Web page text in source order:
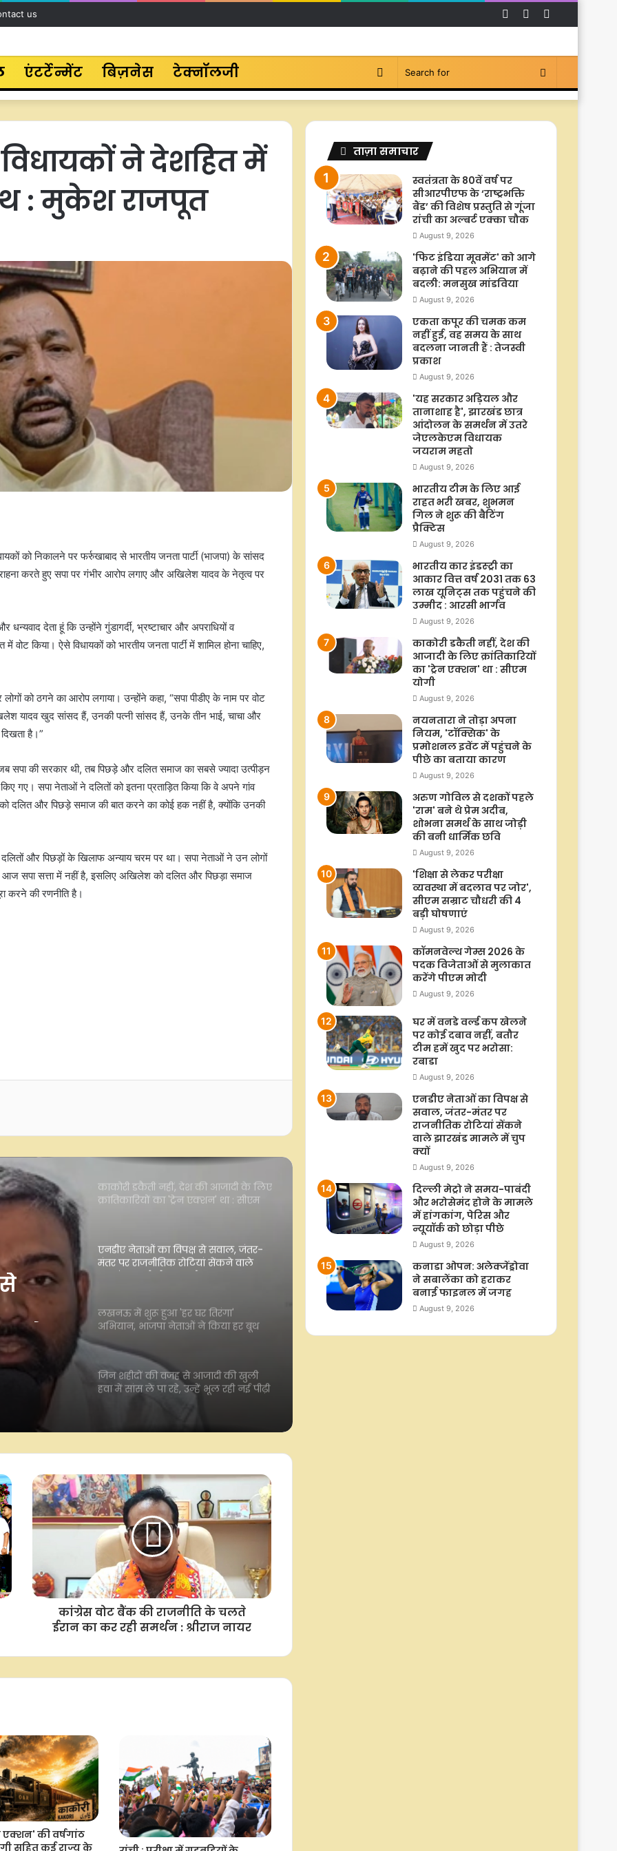
us YouTube
Facebook
एंटर्टेन्मेंट बिज़नेस टेक्नॉलजी Search
for
Switch
skin
ने देशहित में
: मुकेश राजपूत
को निकालने पर फर्रुखाबाद से भारतीय जनता पार्टी (भाजपा) के सांसद
करते हुए सपा पर गंभीर आरोप लगाए और अखिलेश यादव के नेतृत्व पर
देता हूं कि उन्होंने गुंडागर्दी, भ्रष्टाचार और अपराधियों व
किया। ऐसे विधायकों को भारतीय जनता पार्टी में शामिल होना चाहिए,
को ठगने का आरोप लगाया। उन्होंने कहा, “सपा पीडीए के नाम पर वोट
यादव खुद सांसद हैं, उनकी पत्नी सांसद हैं, उनके तीन भाई, चाचा और
है।”
सपा की सरकार थी, तब पिछड़े और दलित समाज का सबसे ज्यादा उत्पीड़न
सपा नेताओं ने दलितों को इतना प्रताड़ित किया कि वे अपने गांव
दलित और पिछड़े समाज की बात करने का कोई हक नहीं है, क्योंकि उनकी
और पिछड़ों के खिलाफ अन्याय चरम पर था। सपा नेताओं ने उन लोगों
सपा सत्ता में नहीं है, इसलिए अखिलेश को दलित और पिछड़ा समाज
करने की रणनीति है।
वाले
नेताओं
का
जेपीएससी भर्ती घोटाला : ब्लैकलिस्टेड
युवा ऊर्जा को मिले उचित मंच, देश की हर
चुनौती का सामना करने में सक्षम है : सीएम
क्रांतिकारियों का 'ट्रेन एक्शन' था : सीएम
एनडीए नेताओं का विपक्ष से सवाल, जंतर-
मंतर पर राजनीतिक रोटियां सेंकने वाले
लखनऊ में शुरू हुआ 'हर घर तिरंगा'
अभियान, भाजपा नेताओं ने किया हर बूथ
तक ले जाने का संकल्प
जिन शहीदों की वजह से आजादी की खुली
हवा में सांस ले पा रहे, उन्हें भूल रही नई पीढ़ी
: मंत्री जयवीर सिंह
अभिषेक बनर्जी के सहयोगी सुमित रॉय
कोलकाता में सीआईडी के सामने हुए पेश
जेपीएससी भर्ती घोटाला : ब्लैकलिस्टेड
एजेंसी को काम देने में हुई थी करोड़ों की
संदिग्ध
युवा ऊर्जा को मिले उचित मंच, देश की हर
चुनौती का सामना करने में सक्षम है : सीएम
योगी
आरक्षण में क्रीमी लेयर की बात करना
सामाजिक न्याय और संविधान की मूल
भावना के खिलाफ : मायावती
हिमाचल, उत्तराखंड और जम्मू-कश्मीर में
काकोरी डकैती नहीं, देश की आजादी के लिए
क्रांतिकारियों का 'ट्रेन एक्शन' था : सीएम
योगी
एनडीए नेताओं का विपक्ष से सवाल, जंतर-
मंतर पर राजनीतिक रोटियां सेंकने वाले
झारखंड मामले में चुप क्यों
कांग्रेस वोट बैंक की राजनीति के चलते
ईरान का कर रही समर्थन : श्रीराज नायर
एक्शन' की वर्षगांठ
सहित कई राज्य के
ताज़ा समाचार
स्वतंत्रता के 80वें वर्ष पर
सीआरपीएफ के ‘राष्ट्रभक्ति
बैंड’ की विशेष प्रस्तुति से गूंजा
रांची का अल्बर्ट एक्का चौक
August 9, 2026
'फिट इंडिया मूवमेंट' को आगे
बढ़ाने की पहल अभियान में
बदली: मनसुख मांडविया
August 9, 2026
एकता कपूर की चमक कम
नहीं हुई, वह समय के साथ
बदलना जानती हैं : तेजस्वी
प्रकाश
August 9, 2026
'यह सरकार अड़ियल और
तानाशाह है', झारखंड छात्र
आंदोलन के समर्थन में उतरे
जेएलकेएम विधायक
जयराम महतो
August 9, 2026
भारतीय टीम के लिए आई
राहत भरी खबर, शुभमन
गिल ने शुरू की बैटिंग
प्रैक्टिस
August 9, 2026
भारतीय कार इंडस्ट्री का
आकार वित्त वर्ष 2031 तक 63
लाख यूनिट्स तक पहुंचने की
उम्मीद : आरसी भार्गव
August 9, 2026
काकोरी डकैती नहीं, देश की
आजादी के लिए क्रांतिकारियों
का 'ट्रेन एक्शन' था : सीएम
योगी
August 9, 2026
नयनतारा ने तोड़ा अपना
नियम, 'टॉक्सिक' के
प्रमोशनल इवेंट में पहुंचने के
पीछे का बताया कारण
August 9, 2026
अरुण गोविल से दशकों पहले
'राम' बने थे प्रेम अदीब,
शोभना समर्थ के साथ जोड़ी
की बनी धार्मिक छवि
August 9, 2026
'शिक्षा से लेकर परीक्षा
व्यवस्था में बदलाव पर जोर',
सीएम सम्राट चौधरी की 4
बड़ी घोषणाएं
August 9, 2026
कॉमनवेल्थ गेम्स 2026 के
पदक विजेताओं से मुलाकात
करेंगे पीएम मोदी
August 9, 2026
घर में वनडे वर्ल्ड कप खेलने
पर कोई दबाव नहीं, बतौर
टीम हमें खुद पर भरोसा:
रबाडा
August 9, 2026
एनडीए नेताओं का विपक्ष से
सवाल, जंतर-मंतर पर
राजनीतिक रोटियां सेंकने
वाले झारखंड मामले में चुप
क्यों
August 9, 2026
दिल्ली मेट्रो ने समय-पाबंदी
और भरोसेमंद होने के मामले
में हांगकांग, पेरिस और
न्यूयॉर्क को छोड़ा पीछे
August 9, 2026
कनाडा ओपन: अलेक्जेंड्रोवा
ने सबालेंका को हराकर
बनाई फाइनल में जगह
August 9, 2026